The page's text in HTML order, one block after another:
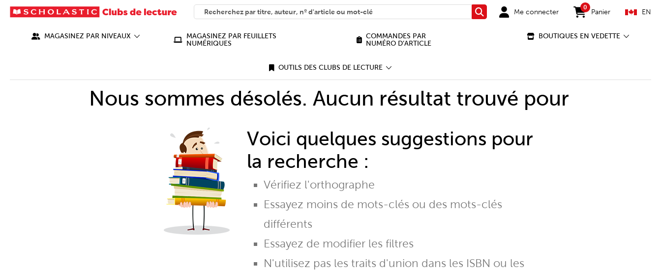
SEARCH
What can we help you find?
RechercherMe connecter
0
items in cart
Panier EN
MAGASINEZ PAR NIVEAUX
MAGASINEZ PAR FEUILLETS
NUMÉRIQUES
COMMANDES PAR
NUMÉRO D’ARTICLE
BOUTIQUES EN VEDETTE
OUTILS DES CLUBS DE LECTURE
Nous sommes désolés. Aucun résultat trouvé pour
Voici quelques suggestions pour
la recherche :
Vérifiez l'orthographe
Essayez moins de mots-clés ou des mots-clés
différents
Essayez de modifier les filtres
N'utilisez pas les traits d'union dans les ISBN ou les